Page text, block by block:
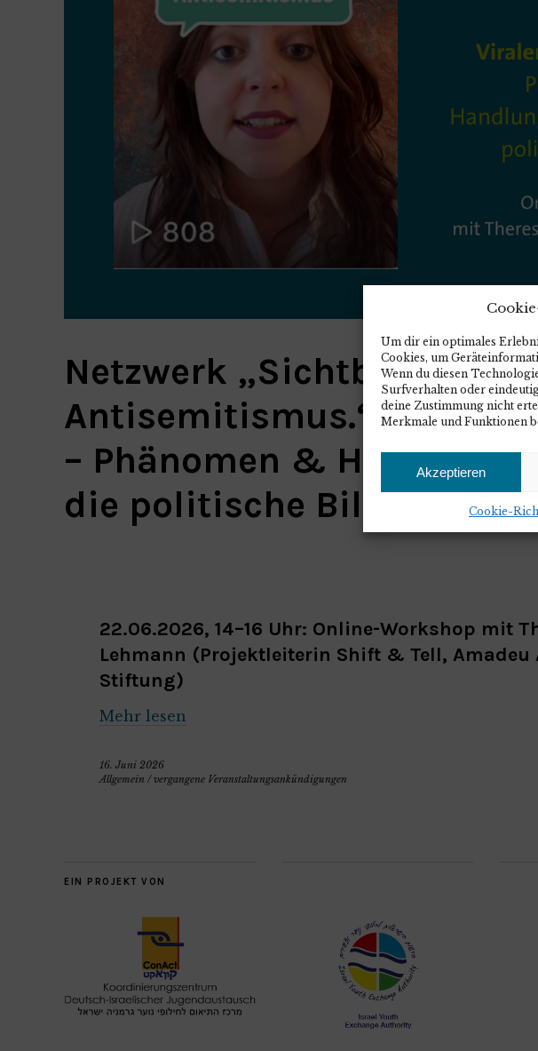
Um dir ein optimales
Cookies, um
Wenn du diesen
Surfverhalten oder
deine Zustimmung nicht
Merkmale und Funktionen
Akzeptieren
Cookie-
Netzwerk „Sichtbar
Antisemitismus.“: Viraler
– Phänomen &
die politische Bildung
22.06.2026, 14–16 Uhr: Online-Workshop mit
Lehmann (Projektleiterin Shift & Tell, Amadeu
Stiftung)
Mehr lesen
16. Juni 2026
Allgemein /vergangene Veranstaltungsankündigungen
EIN PROJEKT VON